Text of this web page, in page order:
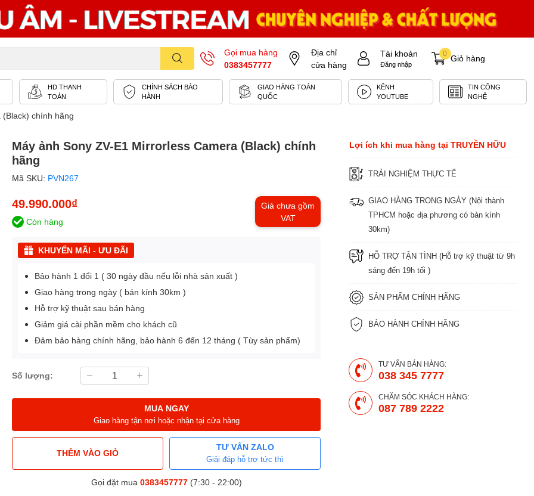
Gọi mua hàng
0383457777
Địa chỉ
cửa hàng
Tài khoản
Đăng nhập
Giỏ hàng
0
HD THANH
TOÁN
CHÍNH SÁCH BẢO
HÀNH
GIAO HÀNG TOÀN
QUỐC
KÊNH
YOUTUBE
TIN CÔNG
NGHỆ
(Black)​​​​​​​ chính hãng
Máy ảnh Sony ZV-E1 Mirrorless Camera (Black)​​​​​​​ chính
hãng
Mã SKU: PVN267
49.990.000₫
Giá chưa gồm
VAT
Còn hàng
KHUYẾN MÃI - ƯU ĐÃI
Bảo hành 1 đổi 1 ( 30 ngày đầu nếu lỗi nhà sản xuất )
Giao hàng trong ngày ( bán kính 30km )
Hỗ trợ kỹ thuật sau bán hàng
Giảm giá cài phần mềm cho khách cũ
Đảm bảo hàng chính hãng, bảo hành 6 đến 12 tháng ( Tùy sản phẩm)
Số lượng:
MUA NGAY
Giao hàng tận nơi hoặc nhận tại cửa hàng
THÊM VÀO GIỎ
TƯ VẤN ZALO
Giải đáp hỗ trợ tức thì
Gọi đặt mua 0383457777(7:30 - 22:00)
Lợi ích khi mua hàng tại TRUYỀN HỮU
TRẢI NGHIỆM THỰC TẾ
GIAO HÀNG TRONG NGÀY (Nội thành
TPHCM hoặc địa phương có bán kính
30km)
HỖ TRỢ TẬN TÌNH (Hỗ trợ kỹ thuật từ 9h
sáng đến 19h tối )
SẢN PHẨM CHÍNH HÃNG
BẢO HÀNH CHÍNH HÃNG
TƯ VẤN BÁN HÀNG:
038 345 7777
CHĂM SÓC KHÁCH HÀNG:
087 789 2222